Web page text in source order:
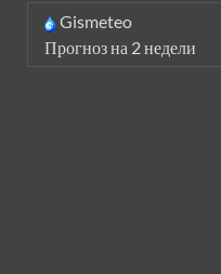
Gismeteo
Прогноз на 2 недели